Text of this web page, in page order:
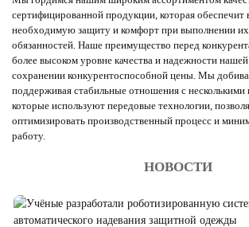
сертифицированной продукции, которая
необходимую защиту и комфорт при выполнении
обязанностей. Наше преимущество перед
более высоком уровне качества и надежности
сохранении конкурентоспособной цены. Мы
поддерживая стабильные отношения с несколькими
которые используют передовые технологии,
оптимизировать производственный процесс и
работу.
НОВОСТИ